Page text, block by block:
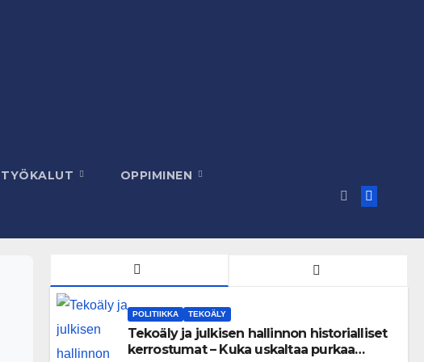
TYÖKALUT OPPIMINEN
POLITIIKKA TEKOÄLY
Tekoäly ja julkisen hallinnon historialliset
kerrostumat – Kuka uskaltaa purkaa